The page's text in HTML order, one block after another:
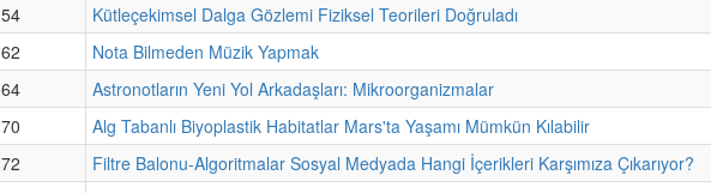
54
Kütleçekimsel Dalga Gözlemi Fiziksel Teorileri Doğruladı
62
Nota Bilmeden Müzik Yapmak
64
Astronotların Yeni Yol Arkadaşları: Mikroorganizmalar
70
Alg Tabanlı Biyoplastik Habitatlar Mars'ta Yaşamı Mümkün Kılabilir
72
Filtre Balonu-Algoritmalar Sosyal Medyada Hangi İçerikleri Karşımıza Çıkarıyor?